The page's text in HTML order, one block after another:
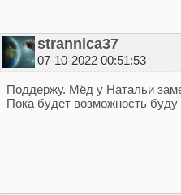
strannica37
07-10-2022 00:51:53
Поддержу. Мёд у Натальи
Пока будет возможность буду